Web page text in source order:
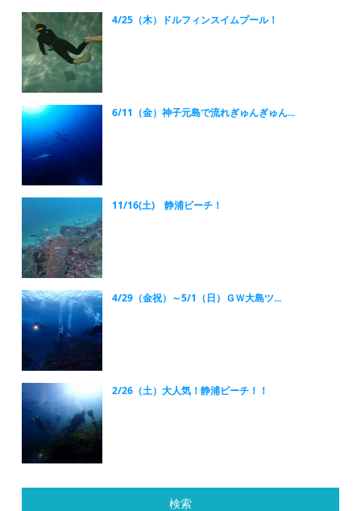
4/25（木）ドルフィンスイムプール！
6/11（金）神子元島で流れぎゅんぎゅん...
11/16(土) 静浦ビーチ！
4/29（金祝）～5/1（日）ＧＷ大島ツ...
2/26（土）大人気！静浦ビーチ！！
検索